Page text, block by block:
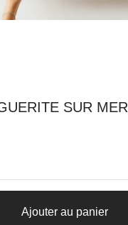
SUR
Ajouter au panier